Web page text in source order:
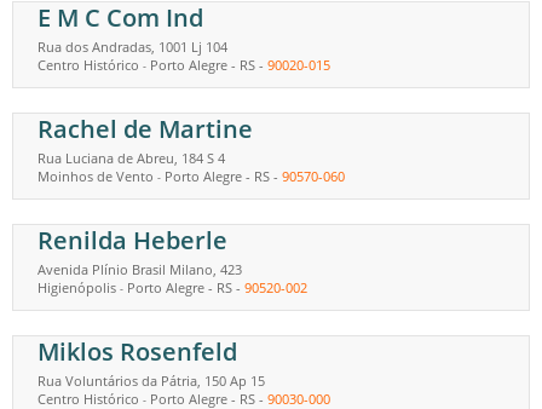
E M C Com Ind
Rua dos Andradas, 1001 Lj 104
Centro Histórico - Porto Alegre - RS - 90020-015
Rachel de Martine
Rua Luciana de Abreu, 184 S 4
Moinhos de Vento - Porto Alegre - RS - 90570-060
Renilda Heberle
Avenida Plínio Brasil Milano, 423
Higienópolis - Porto Alegre - RS - 90520-002
Miklos Rosenfeld
Rua Voluntários da Pátria, 150 Ap 15
Centro Histórico - Porto Alegre - RS - 90030-000